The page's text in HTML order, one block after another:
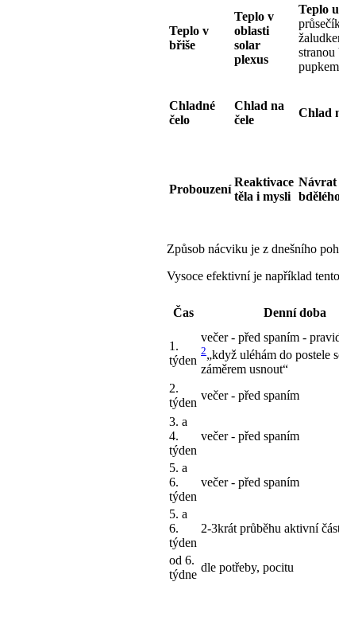
Teplo v
břiše
Teplo v
oblasti
solar
plexus
Teplo
stranou
Chladné
čelo
Chlad na
čele
Chlad
Probouzení
Reaktivace
těla i mysli
Návrat
Způsob nácviku je z dnešního
Vysoce efektivní je například
Čas Denní doba
1.
týden
večer - před spaním -
2„když uléhám do postele
záměrem usnout“
2.
týden
večer - před spaním
3. a
4.
týden
večer - před spaním
5. a
6.
týden
večer - před spaním
5. a
6.
týden
2-3krát průběhu aktivní
od 6.
týdne
dle potřeby, pocitu